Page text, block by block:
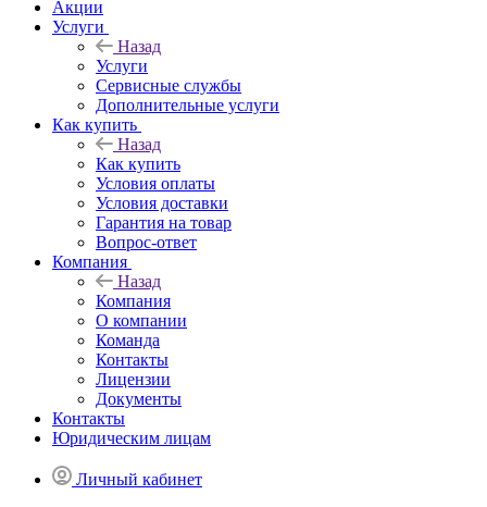
Акции
Услуги
Назад
Услуги
Сервисные службы
Дополнительные услуги
Как купить
Назад
Как купить
Условия оплаты
Условия доставки
Гарантия на товар
Вопрос-ответ
Компания
Назад
Компания
О компании
Команда
Контакты
Лицензии
Документы
Контакты
Юридическим лицам
Личный кабинет